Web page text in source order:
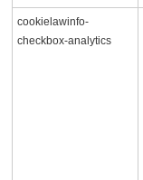
cookielawinfo-
checkbox-analytics